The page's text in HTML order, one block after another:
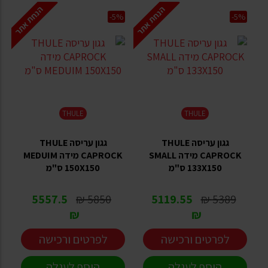
הנחת אתר
THULE
גגון עריסה THULE
CAPROCK מידה SMALL
133X150 ס"מ
5389 ₪
5119.55
₪
-5%
לפרטים ורכישה
הנחת אתר
THULE
גגון עריסה THULE
CAPROCK מידה MEDUIM
150X150 ס"מ
5850 ₪
5557.5
₪
-5%
לפרטים ורכישה